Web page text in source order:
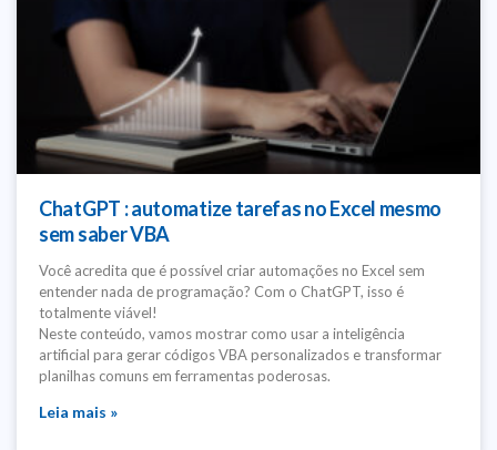
ChatGPT : automatize tarefas no Excel mesmo
sem saber VBA
Você acredita que é possível criar automações no Excel sem
entender nada de programação? Com o ChatGPT, isso é
totalmente viável!
Neste conteúdo, vamos mostrar como usar a inteligência
artificial para gerar códigos VBA personalizados e transformar
planilhas comuns em ferramentas poderosas.
Leia mais »